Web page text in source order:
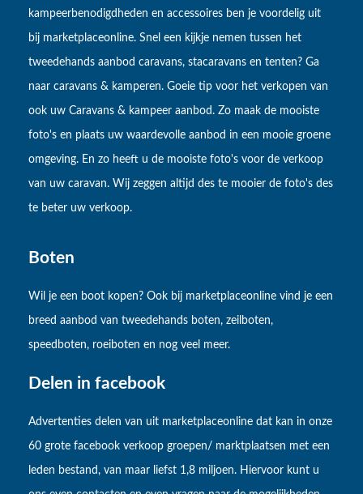
kampeerbenodigdheden en accessoires ben je voordelig uit
bij marketplaceonline. Snel een kijkje nemen tussen het
tweedehands aanbod caravans, stacaravans en tenten? Ga
naar caravans & kamperen. Goeie tip voor het verkopen van
ook uw Caravans & kampeer aanbod. Zo maak de mooiste
foto's en plaats uw waardevolle aanbod in een mooie groene
omgeving. En zo heeft u de mooiste foto's voor de verkoop
van uw caravan. Wij zeggen altijd des te mooier de foto's des
te beter uw verkoop.
Boten
Wil je een boot kopen? Ook bij marketplaceonline vind je een
breed aanbod van tweedehands boten, zeilboten,
speedboten, roeiboten en nog veel meer.
Delen in facebook
Advertenties delen van uit marketplaceonline dat kan in onze
60 grote facebook verkoop groepen/ marktplaatsen met een
leden bestand, van maar liefst 1,8 miljoen. Hiervoor kunt u